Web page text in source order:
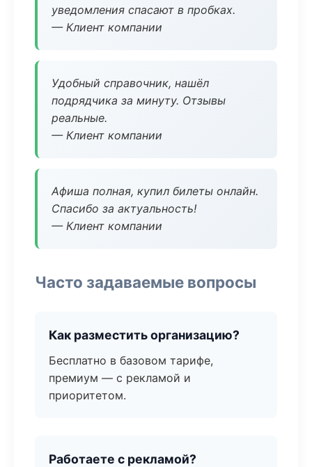
уведомления спасают в пробках.
— Клиент компании
Удобный справочник, нашёл
подрядчика за минуту. Отзывы
реальные.
— Клиент компании
Афиша полная, купил билеты онлайн.
Спасибо за актуальность!
— Клиент компании
Часто задаваемые вопросы
Как разместить организацию?
Бесплатно в базовом тарифе,
премиум — с рекламой и
приоритетом.
Работаете с рекламой?